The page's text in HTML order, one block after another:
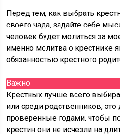
Перед тем, как выбрать
своего чада, задайте себе
человек будет молиться за
именно молитва о крестнике
обязанностью крестного
Важно
Крестных лучше всего
или среди родственников,
проверенные годами, чтобы
крестин они не исчезли на